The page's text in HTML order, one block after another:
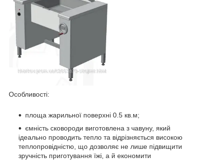
Особливості:
площа жарильної поверхні 0.5 кв.м;
ємність сковороди виготовлена з чавуну, який
ідеально проводить тепло та відрізняється високою
теплопровідністю, що дозволяє не лише підвищити
зручність приготування їжі, а й економити